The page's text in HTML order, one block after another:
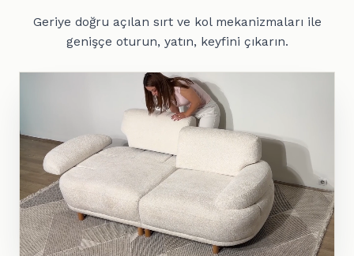
Geriye doğru açılan sırt ve kol mekanizmaları ile
genişçe oturun, yatın, keyfini çıkarın.